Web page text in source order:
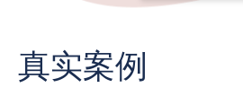
真实案例